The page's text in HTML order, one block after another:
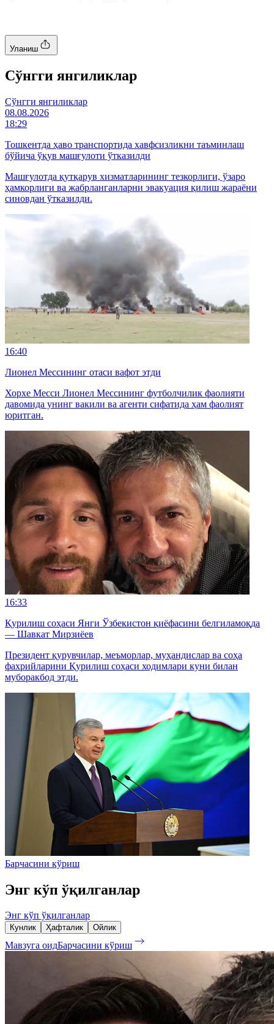
Уланиш
Cўнгги янгиликлар
Cўнгги янгиликлар
08.08.2026
18:29
Тошкентда ҳаво транспортида хавфсизликни таъминлаш
бўйича ўқув машғулоти ўтказилди
Машғулотда қутқарув хизматларининг тезкорлиги, ўзаро
ҳамкорлиги ва жабрланганларни эвакуация қилиш жараёни
синовдан ўтказилди.
16:40
Лионел Мессининг отаси вафот этди
Хорхе Месси Лионел Мессининг футболчилик фаолияти
давомида унинг вакили ва агенти сифатида ҳам фаолият
юритган.
16:33
Қурилиш соҳаси Янги Ўзбекистон қиёфасини белгиламоқда
— Шавкат Мирзиёев
Президент қурувчилар, меъморлар, муҳандислар ва соҳа
фахрийларини Қурилиш соҳаси ходимлари куни билан
муборакбод этди.
Барчасини кўриш
Энг кўп ўқилганлар
Энг кўп ўқилганлар
Кунлик Ҳафталик Ойлик
Мавзуга оидБарчасини кўриш